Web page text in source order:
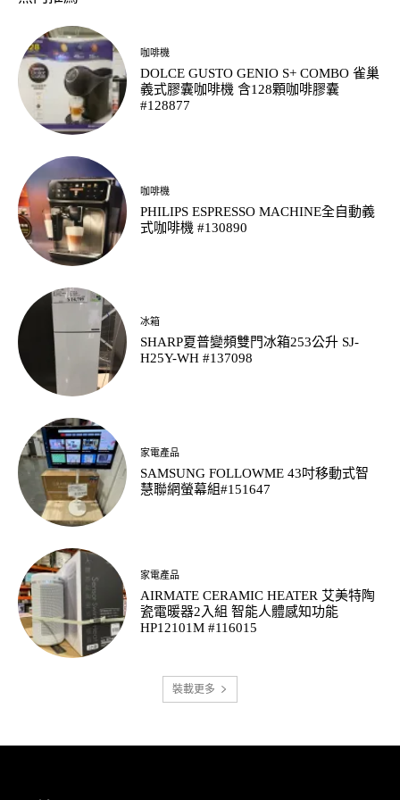
咖啡機
DOLCE GUSTO GENIO S+ COMBO 雀巢
義式膠囊咖啡機 含128顆咖啡膠囊
#128877
咖啡機
PHILIPS ESPRESSO MACHINE全自動義
式咖啡機 #130890
冰箱
SHARP夏普變頻雙門冰箱253公升 SJ-
H25Y-WH #137098
家電產品
SAMSUNG FOLLOWME 43吋移動式智
慧聯網螢幕組#151647
家電產品
AIRMATE CERAMIC HEATER 艾美特陶
瓷電暖器2入組 智能人體感知功能
HP12101M #116015
裝載更多